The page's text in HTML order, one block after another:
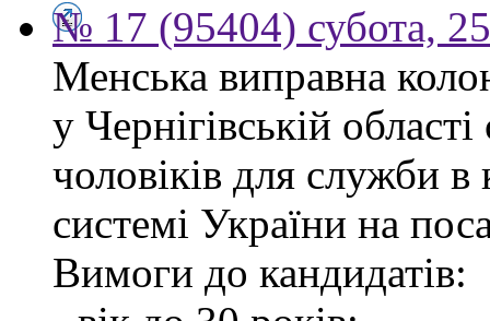
№ 17 (95404) субота,
Менська виправна
у Чернігівській
чоловіків для служби
системі України на
Вимоги до кандидатів: